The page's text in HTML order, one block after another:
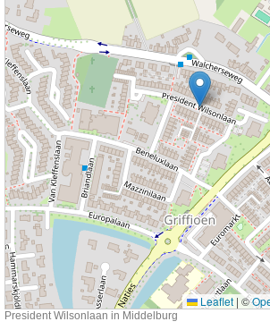
Leaflet | ©
President Wilsonlaan in Middelburg